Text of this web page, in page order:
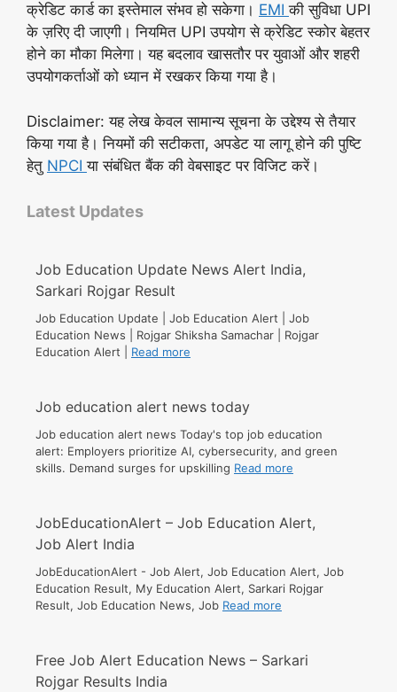
क्रेडिट कार्ड का इस्तेमाल संभव हो सकेगा। EMIकी सुविधा UPI
के ज़रिए दी जाएगी। नियमित UPI उपयोग से क्रेडिट स्कोर बेहतर
होने का मौका मिलेगा। यह बदलाव खासतौर पर युवाओं और शहरी
उपयोगकर्ताओं को ध्यान में रखकर किया गया है।
Disclaimer: यह लेख केवल सामान्य सूचना के उद्देश्य से तैयार
किया गया है। नियमों की सटीकता, अपडेट या लागू होने की पुष्टि
हेतु NPCIया संबंधित बैंक की वेबसाइट पर विजिट करें।
Latest Updates
Job Education Update News Alert India,
Sarkari Rojgar Result
Job Education Update | Job Education Alert | Job
Education News | Rojgar Shiksha Samachar | Rojgar
Education Alert | Read more
Job education alert news today
Job education alert news Today's top job education
alert: Employers prioritize AI, cybersecurity, and green
skills. Demand surges for upskilling Read more
JobEducationAlert – Job Education Alert,
Job Alert India
JobEducationAlert - Job Alert, Job Education Alert, Job
Education Result, My Education Alert, Sarkari Rojgar
Result, Job Education News, Job Read more
Free Job Alert Education News – Sarkari
Rojgar Results India